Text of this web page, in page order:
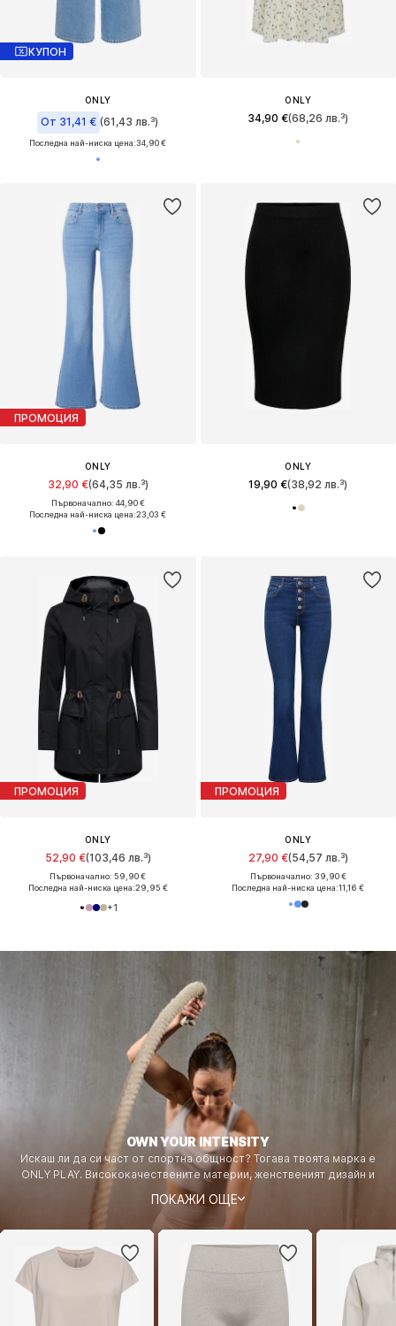
КУПОН
ONLY
От 31,41 € (61,43 лв.³)
Последна най-ниска цена:34,90 €
ONLY
34,90 €(68,26 лв.³)
ПРОМОЦИЯ
ONLY
32,90 €(64,35 лв.³)
Първоначално: 44,90 €
Последна най-ниска цена:23,03 €
ONLY
19,90 €(38,92 лв.³)
ПРОМОЦИЯ
ONLY
52,90 €(103,46 лв.³)
Първоначално: 59,90 €
Последна най-ниска цена:29,95 €
+1
ПРОМОЦИЯ
ONLY
27,90 €(54,57 лв.³)
Първоначално: 39,90 €
Последна най-ниска цена:11,16 €
OWN YOUR INTENSITY
Искаш ли да си част от спортна общност? Тогава твоята марка е
ONLY PLAY. Висококачествените материи, женственият дизайн и
функционалните технологии се срещат с модните тенденции, за да
дадат възможност на жените от всички възрасти - независимо дали
са в парка, студиото, фитнес залата или на пистата.
ПОКАЖИ ОЩЕ